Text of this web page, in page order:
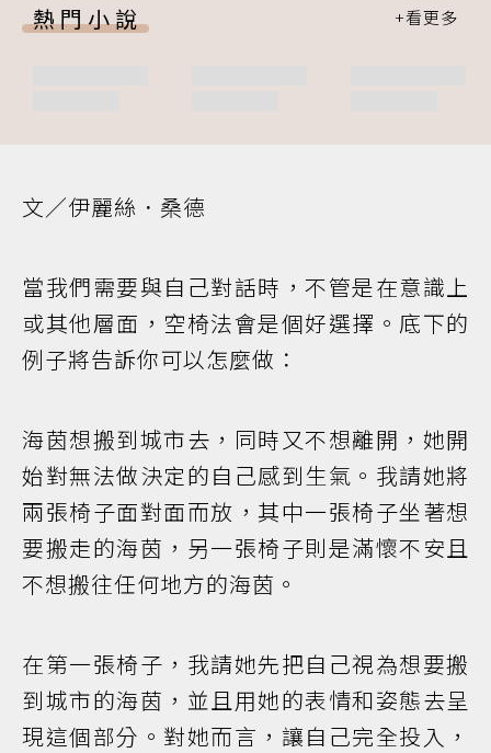
熱門小說
文／伊麗絲．桑德
當我們需要與自己對話時，不管是在意識上
或其他層面，空椅法會是個好選擇。底下的
例子將告訴你可以怎麼做：
海茵想搬到城市去，同時又不想離開，她開
始對無法做決定的自己感到生氣。我請她將
兩張椅子面對面而放，其中一張椅子坐著想
要搬走的海茵，另一張椅子則是滿懷不安且
不想搬往任何地方的海茵。
在第一張椅子，我請她先把自己視為想要搬
到城市的海茵，並且用她的表情和姿態去呈
現這個部分。對她而言，讓自己完全投入，